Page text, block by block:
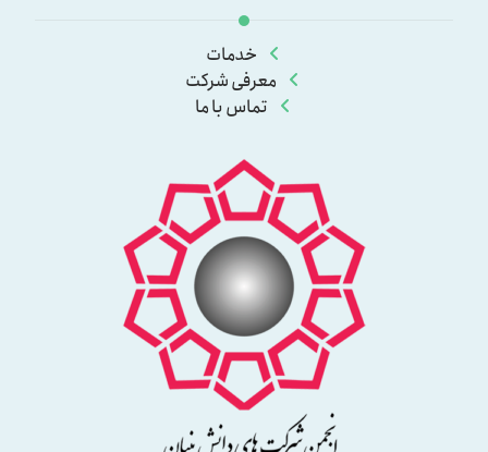
خدمات
معرفی شرکت
تماس با ما